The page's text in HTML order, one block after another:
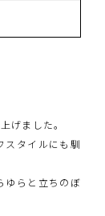
げました。
スタイルにも馴
ゆらと立ちのぼ